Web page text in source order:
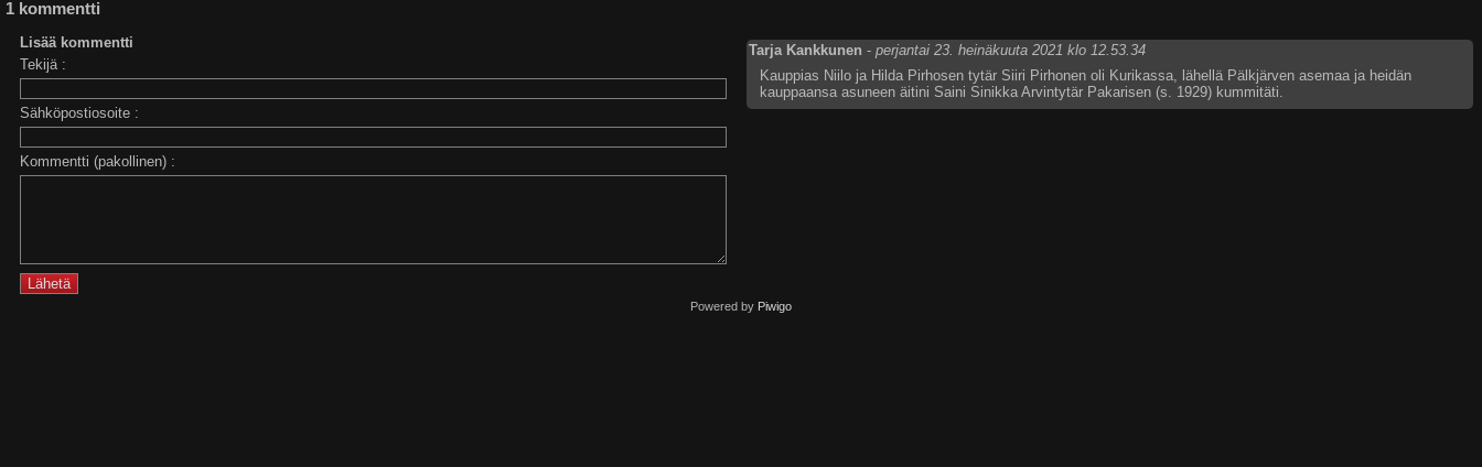
1 kommentti
Lisää kommentti
Tekijä :
Sähköpostiosoite :
Kommentti (pakollinen) :
Tarja Kankkunen - perjantai 23. heinäkuuta 2021 klo 12.53.34
Kauppias Niilo ja Hilda Pirhosen tytär Siiri Pirhonen oli Kurikassa, lähellä Pälkjärven asemaa ja heidän
kauppaansa asuneen äitini Saini Sinikka Arvintytär Pakarisen (s. 1929) kummitäti.
Powered by Piwigo